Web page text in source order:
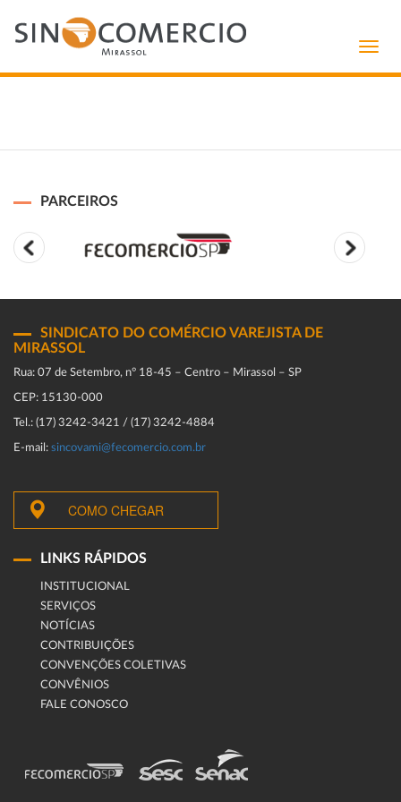
PARCEIROS
SINDICATO DO COMÉRCIO VAREJISTA DE
MIRASSOL
Rua: 07 de Setembro, n° 18-45 – Centro – Mirassol – SP
CEP: 15130-000
Tel.: (17) 3242-3421 / (17) 3242-4884
E-mail: sincovami@fecomercio.com.br
COMO CHEGAR
LINKS RÁPIDOS
INSTITUCIONAL
SERVIÇOS
NOTÍCIAS
CONTRIBUIÇÕES
CONVENÇÕES COLETIVAS
CONVÊNIOS
FALE CONOSCO